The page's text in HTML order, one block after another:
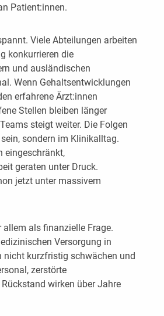
Patient:innen.
Viele Abteilungen arbeiten
konkurrieren die
und ausländischen
Wenn Gehaltsentwicklungen
erfahrene Ärzt:innen
Stellen bleiben länger
steigt weiter. Die Folgen
sondern im Klinikalltag.
eingeschränkt,
geraten unter Druck.
jetzt unter massivem
als finanzielle Frage.
Versorgung in
nicht kurzfristig schwächen und
zerstörte
wirken über Jahre